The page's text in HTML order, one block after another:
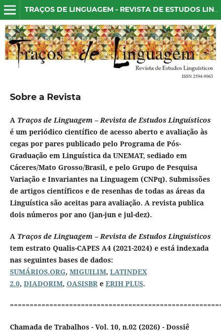
TRAÇOS DE LINGUAGEM - REVISTA DE ESTUDOS LINGUÍSTICOS
Sobre a Revista
A Traços de Linguagem – Revista de Estudos Linguísticos
é um periódico científico de acesso aberto e avaliação às
cegas por pares publicado pelo Programa de Pós-
Graduação em Linguística da UNEMAT, sediado em
Cáceres/Mato Grosso/Brasil, e pelo Grupo de Pesquisa
Variação e Invariantes na Linguagem (CNPq). Submissões
de artigos científicos e de resenhas de todas as áreas da
Linguística são aceitas para avaliação. A revista publica
dois números por ano (jan-jun e jul-dez).
A Traços de Linguagem – Revista de Estudos Linguísticos
tem estrato Qualis-CAPES A4 (2021-2024) e está indexada
nas seguintes bases de dados:
SUMÁRIOS.ORG, MIGUILIM, LATINDEX
2.0, DIADORIM, OASISBR e ERIH PLUS.
Chamada de Trabalhos - Vol. 10, n.02 (2026) - Dossiê